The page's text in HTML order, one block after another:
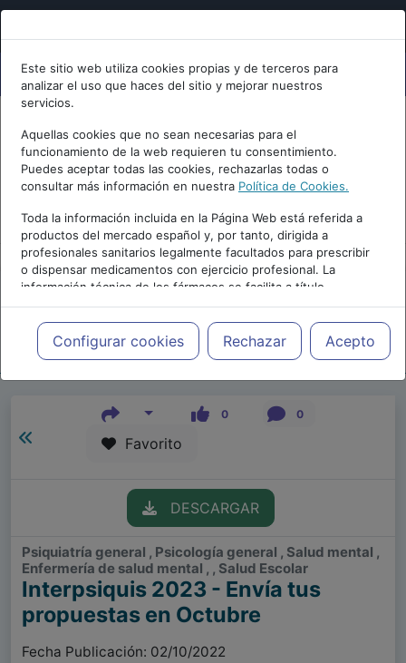
Este sitio web utiliza cookies propias y de terceros para
analizar el uso que haces del sitio y mejorar nuestros
servicios.
Aquellas cookies que no sean necesarias para el
funcionamiento de la web requieren tu consentimiento.
Puedes aceptar todas las cookies, rechazarlas todas o
consultar más información en nuestra Política de Cookies.
Toda la información incluida en la Página Web está referida a
productos del mercado español y, por tanto, dirigida a
profesionales sanitarios legalmente facultados para prescribir
o dispensar medicamentos con ejercicio profesional. La
información técnica de los fármacos se facilita a título
meramente informativo, siendo responsabilidad de los
profesionales facultados prescribir medicamentos y decidir, en
cada caso concreto, el tratamiento más adecuado a las
necesidades del paciente.
Configurar cookies Rechazar Acepto
Repositorio de Artículos |Blogs|
INTERPSIQUIS|
0 0
Favorito
DESCARGAR
Psiquiatría general , Psicología general , Salud mental ,
Enfermería de salud mental , , Salud Escolar
Interpsiquis 2023 - Envía tus
propuestas en Octubre
Fecha Publicación: 02/10/2022